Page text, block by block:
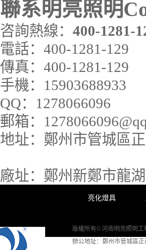
聯系明亮照明
咨詢熱線： 400-1281-
電話： 400-1281-129
傳真： 400-1281-129
手機： 15903688933
QQ： 1278066096
郵箱：
地址： 鄭州市管城區
廠址： 鄭州新鄭市龍
亮化燈具
版權所有© 河南明亮照明工
辦公地址：鄭州市管城區正